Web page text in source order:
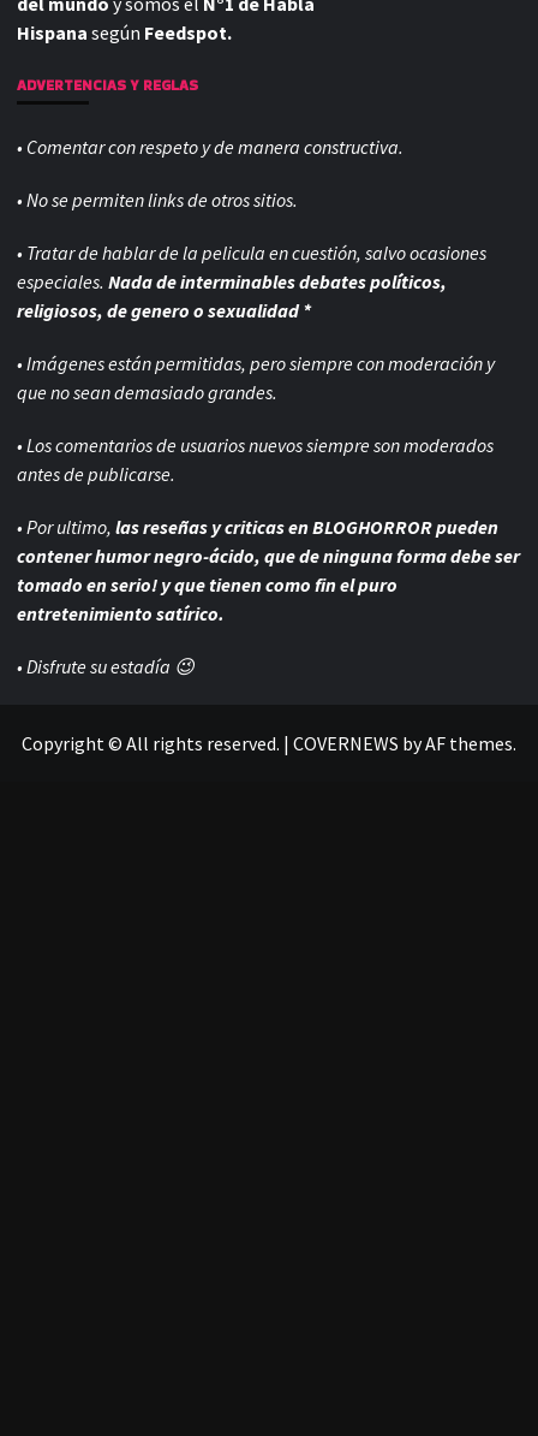
Hispana según Feedspot.
ADVERTENCIAS Y REGLAS
• Comentar con respeto y de manera constructiva.
• No se permiten links de otros sitios.
• Tratar de hablar de la pelicula en cuestión, salvo ocasiones
especiales. Nada de interminables debates políticos,
religiosos, de genero o sexualidad *
• Imágenes están permitidas, pero siempre conmoderación y
que no sean demasiado grandes.
• Los comentarios de usuarios nuevos siempre son moderados
antes de publicarse.
• Por ultimo, las reseñas y criticas en BLOGHORROR pueden
contener humor negro-ácido, que de ninguna forma debe ser
tomado en serio! y que tienen como fin el puro
entretenimiento satírico.
• Disfrute su estadía 😉
Copyright © All rights reserved. | COVERNEWS by AF themes.